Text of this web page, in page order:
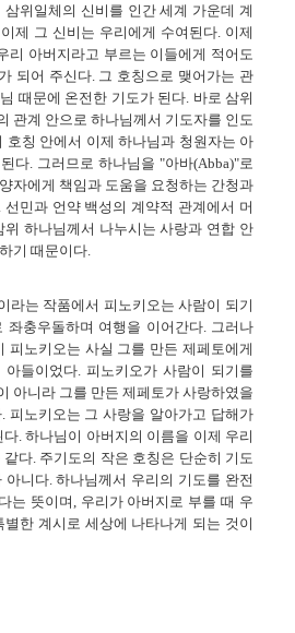
위일체의 신비를 인간 세계 가운데 계
제 그 신비는 우리에게 수여된다. 이제
리 아버지라고 부르는 이들에게 적어도
되어 주신다. 그 호칭으로 맺어가는 관
때문에 온전한 기도가 된다. 바로 삼위
관계 안으로 하나님께서 기도자를 인도
호칭 안에서 이제 하나님과 청원자는 아
다. 그러므로 하나님을 "아바(Abba)"로
자에게 책임과 도움을 요청하는 간청과
민과 언약 백성의 계약적 관계에서 머
위 하나님께서 나누시는 사랑과 연합 안
기 때문이다.
는 작품에서 피노키오는 사람이 되기
좌충우돌하며 여행을 이어간다. 그러나
피노키오는 사실 그를 만든 제페토에게
들이었다. 피노키오가 사람이 되기를
아니라 그를 만든 제페토가 사랑하였을
피노키오는 그 사랑을 알아가고 답해가
. 하나님이 아버지의 이름을 이제 우리
다. 주기도의 작은 호칭은 단순히 기도
니다. 하나님께서 우리의 기도를 완전
는 뜻이며, 우리가 아버지로 부를 때 우
한 계시로 세상에 나타나게 되는 것이